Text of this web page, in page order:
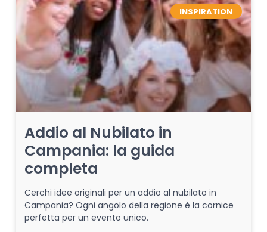
INSPIRATION
Addio al Nubilato in
Campania: la guida
completa
Cerchi idee originali per un addio al nubilato in
Campania? Ogni angolo della regione è la cornice
perfetta per un evento unico.